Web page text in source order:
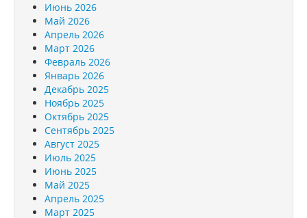
Июнь 2026
Май 2026
Апрель 2026
Март 2026
Февраль 2026
Январь 2026
Декабрь 2025
Ноябрь 2025
Октябрь 2025
Сентябрь 2025
Август 2025
Июль 2025
Июнь 2025
Май 2025
Апрель 2025
Март 2025